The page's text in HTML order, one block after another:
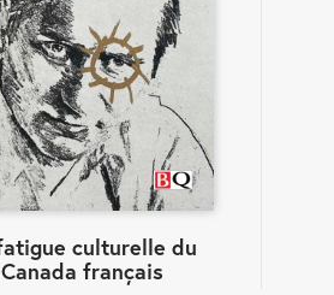
culturelle du
Canada français